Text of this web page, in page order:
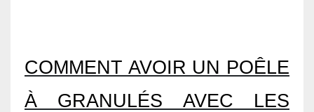
COMMENT AVOIR UN POÊLE
À GRANULÉS AVEC LES